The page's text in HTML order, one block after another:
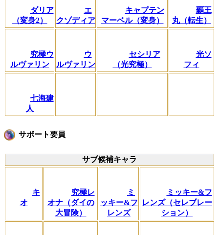
ダリア
（変身2）
エ
クゾディア
キャプテン
マーベル（変身）
覇王
丸（転生）
究極ウ
ルヴァリン
ウ
ルヴァリン
セシリア
（光究極）
光ソ
フィ
七海建
人
サポート要員
サブ候補キャラ
キ
オ
究極レ
オナ（ダイの
大冒険）
ミ
ッキー&フ
レンズ
ミッキー&フ
レンズ（セレブレー
ション）